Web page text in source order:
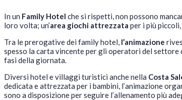
In un Family Hotel che si rispetti, non possono
loro volta; un’area giochi attrezzata per i più piccoli,
Tra le prerogative dei family hotel, l’animazione
spesso la carta vincente per gli operatori del settore
fasi della giornata.
Diversi hotel e villaggi turistici anche nella Costa
dedicata e attrezzata per i bambini, l’animazione
sono a disposizione per seguire l’allenamento più